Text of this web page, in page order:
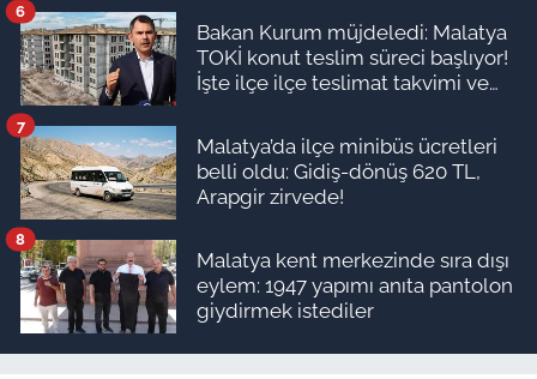
Bakan Kurum müjdeledi: Malatya
TOKİ konut teslim süreci başlıyor!
İşte ilçe ilçe teslimat takvimi ve
6
Malatya’da ilçe minibüs ücretleri
belli oldu: Gidiş-dönüş 620 TL,
Arapgir zirvede!
7
Malatya kent merkezinde sıra dışı
eylem: 1947 yapımı anıta pantolon
giydirmek istediler
8